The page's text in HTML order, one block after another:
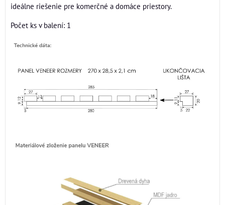
ideálne riešenie pre komerčné a domáce priestory.
Počet ks v balení: 1